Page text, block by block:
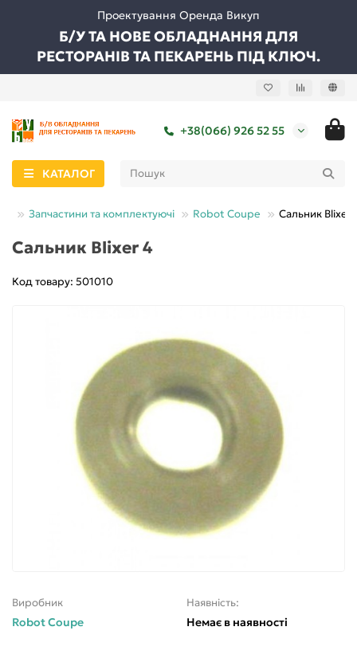
Проектування Оренда Викуп
Б/У ТА НОВЕ ОБЛАДНАННЯ ДЛЯ
РЕСТОРАНІВ ТА ПЕКАРЕНЬ ПІД КЛЮЧ.
+38(066) 926 52 55
КАТАЛОГ
Запчастини та комплектуючі Robot Coupe Сальник Blixer
Сальник Blixer 4
Код товару: 501010
Виробник
Robot Coupe
Наявність:
Немає в наявності